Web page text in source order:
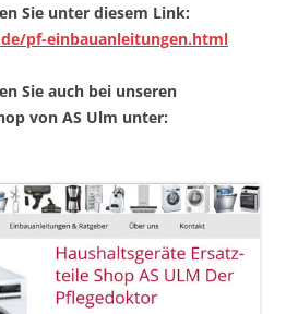
Sie unter diesem Link:
pf-einbauanleitungen.html
Sie auch bei unseren
von AS Ulm unter: